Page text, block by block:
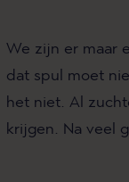
We zijn er maar
dat spul moet
het niet. Al
krijgen. Na veel